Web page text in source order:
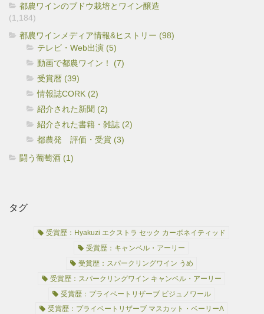
都農ワインのブドウ栽培とワイン醸造
(1,184)
都農ワインメディア情報&ヒストリー (98)
テレビ・Web出演 (5)
動画で都農ワイン！ (7)
受賞暦 (39)
情報誌CORK (2)
紹介された新聞 (2)
紹介された書籍・雑誌 (2)
都農発 評価・受賞 (3)
闘う葡萄酒 (1)
タグ
受賞歴：Hyakuzi エクストラ セック カーボネイティッド
受賞歴：キャンベル・アーリー
受賞歴：スパークリングワイン うめ
受賞歴：スパークリングワイン キャンベル・アーリー
受賞歴：プライベートリザーブ ビジュノワール
受賞歴：プライベートリザーブ マスカット・ベーリーA